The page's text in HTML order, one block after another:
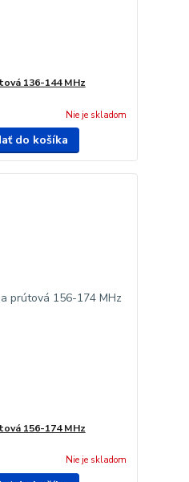
136-144 MHz
Nie je skladom
do košíka
156-174 MHz
Nie je skladom